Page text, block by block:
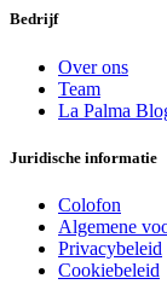
Bedrijf
Over ons
Team
La Palma
Juridische informatie
Colofon
Algemene
Privacybeleid
Cookiebeleid